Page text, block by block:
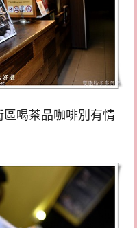
喝茶品咖啡別有情